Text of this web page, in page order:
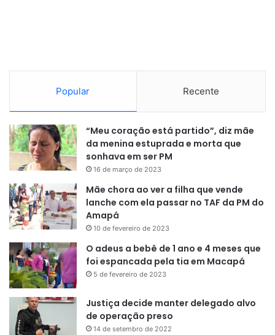
Popular Recente
“Meu coração está partido”, diz mãe
da menina estuprada e morta que
sonhava em ser PM
16 de março de 2023
Mãe chora ao ver a filha que vende
lanche com ela passar no TAF da PM do
Amapá
10 de fevereiro de 2023
O adeus a bebê de 1 ano e 4 meses que
foi espancada pela tia em Macapá
5 de fevereiro de 2023
Justiça decide manter delegado alvo
de operação preso
14 de setembro de 2022